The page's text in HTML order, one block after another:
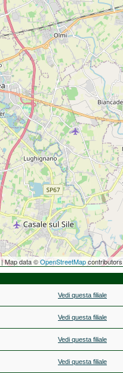
| Map data ©OpenStreetMapcontributors
Vedi questa filiale
Vedi questa filiale
Vedi questa filiale
Vedi questa filiale